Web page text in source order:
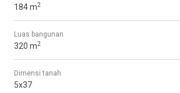
184 m2
Luas bangunan
320 m2
Dimensi tanah
5x37